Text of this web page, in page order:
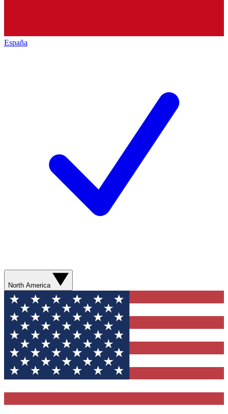
España
North America